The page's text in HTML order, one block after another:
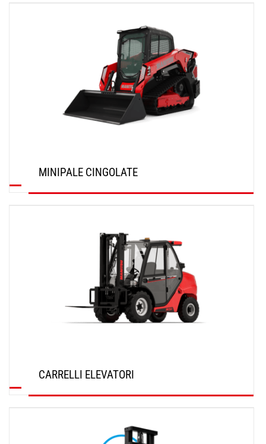
MINIPALE CINGOLATE
CARRELLI ELEVATORI